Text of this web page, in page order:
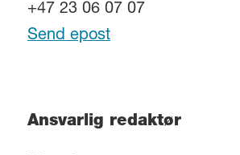
+47 23 06 07 07
Send epost
Ansvarlig redaktør